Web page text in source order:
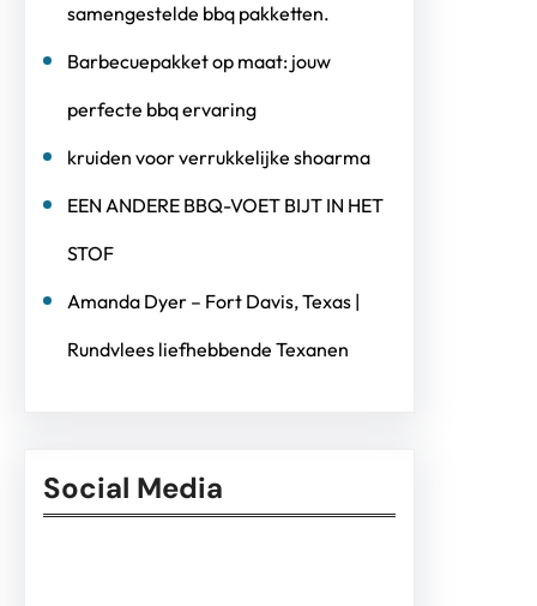
samengestelde bbq pakketten.
Barbecuepakket op maat: jouw
perfecte bbq ervaring
kruiden voor verrukkelijke shoarma
EEN ANDERE BBQ-VOET BIJT IN HET
STOF
Amanda Dyer – Fort Davis, Texas |
Rundvlees liefhebbende Texanen
Social Media